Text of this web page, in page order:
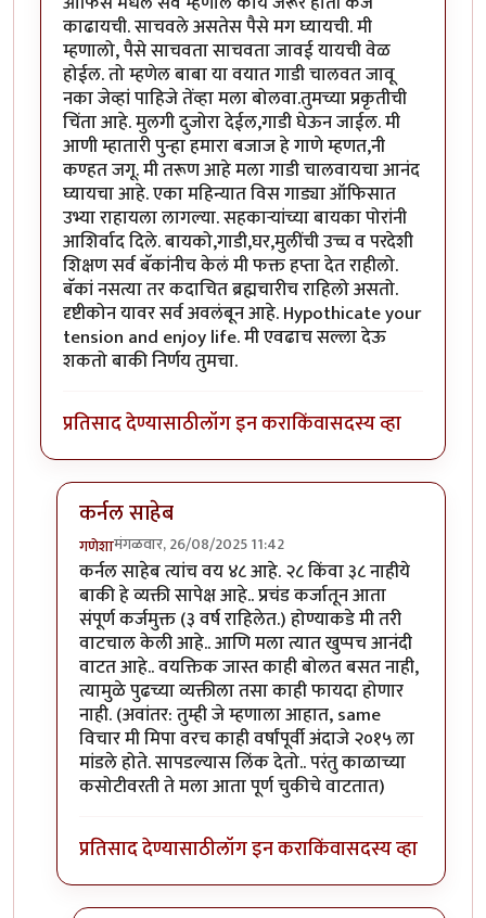
काढायची. साचवले असतेस पैसे मग घ्यायची. मी
म्हणालो, पैसे साचवता साचवता जावई यायची वेळ
होईल. तो म्हणेल बाबा या वयात गाडी चालवत जावू
नका जेव्हां पाहिजे तेंव्हा मला बोलवा.तुमच्या प्रकृतीची
चिंता आहे. मुलगी दुजोरा देईल,गाडी घेऊन जाईल. मी
आणी म्हातारी पुन्हा हमारा बजाज हे गाणे म्हणत,नी
कण्हत जगू. मी तरूण आहे मला गाडी चालवायचा आनंद
घ्यायचा आहे. एका महिन्यात विस गाड्या ऑफिसात
उभ्या राहायला लागल्या. सहकाऱ्यांच्या बायका पोरांनी
आशिर्वाद दिले. बायको,गाडी,घर,मुलींची उच्च व परदेशी
शिक्षण सर्व बॅकांनीच केलं मी फक्त हप्ता देत राहीलो.
बॅकां नसत्या तर कदाचित ब्रह्मचारीच राहिलो असतो.
दृष्टीकोन यावर सर्व अवलंबून आहे. Hypothicate your
tension and enjoy life. मी एवढाच सल्ला देऊ
शकतो बाकी निर्णय तुमचा.
प्रतिसाद देण्यासाठीलॉग इन कराकिंवासदस्य व्हा
कर्नल साहेब
गणेशामंगळवार, 26/08/2025 11:42
In reply toमला ती कर्ज असे पर्यंत तरी लायबॅलिटी वाटतात..
कर्नल साहेब त्यांच वय ४८ आहे. २८ किंवा ३८ नाहीये
बाकी हे व्यक्ती सापेक्ष आहे.. प्रचंड कर्जातून आता
संपूर्ण कर्जमुक्त (३ वर्ष राहिलेत.) होण्याकडे मी तरी
वाटचाल केली आहे.. आणि मला त्यात खुप्पच आनंदी
वाटत आहे.. वयक्तिक जास्त काही बोलत बसत नाही,
त्यामुळे पुढच्या व्यक्तीला तसा काही फायदा होणार
नाही. (अवांतर: तुम्ही जे म्हणाला आहात, same
विचार मी मिपा वरच काही वर्षांपूर्वी अंदाजे २०१५ ला
मांडले होते. सापडल्यास लिंक देतो.. परंतु काळाच्या
कसोटीवरती ते मला आता पूर्ण चुकीचे वाटतात)
प्रतिसाद देण्यासाठीलॉग इन कराकिंवासदस्य व्हा